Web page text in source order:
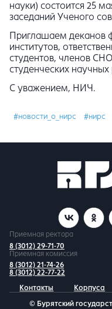
науки) состоится 25
заседаний Ученого
Приглашаем деканов
институтов,
студентов, членов
студенческих научных
С уважением, НИЧ.
#новости_о_нирс #нирс
Приемная ректора
8 (3012) 29-71-70
Приемная комиссия
8 (3012) 21-74-26
8 (3012) 22-77-22
Контакты
Корпуса
© Бурятский